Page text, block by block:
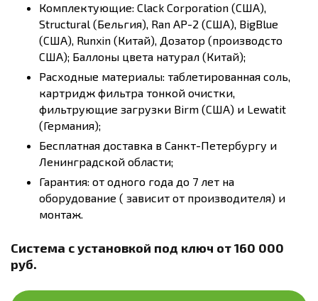
Комплектующие: Clack Corporation (США),
Structural (Бельгия), Ran AP-2 (США), BigBlue
(США), Runxin (Китай), Дозатор (производсто
США); Баллоны цвета натурал (Китай);
Расходные материалы: таблетированная соль,
картридж фильтра тонкой очистки,
фильтрующие загрузки Birm (США) и Lewatit
(Германия);
Бесплатная доставка в Санкт-Петербургу и
Ленинградской области;
Гарантия: от одного года до 7 лет на
оборудование ( зависит от производителя) и
монтаж.
Система с установкой под ключ от 160 000
руб.